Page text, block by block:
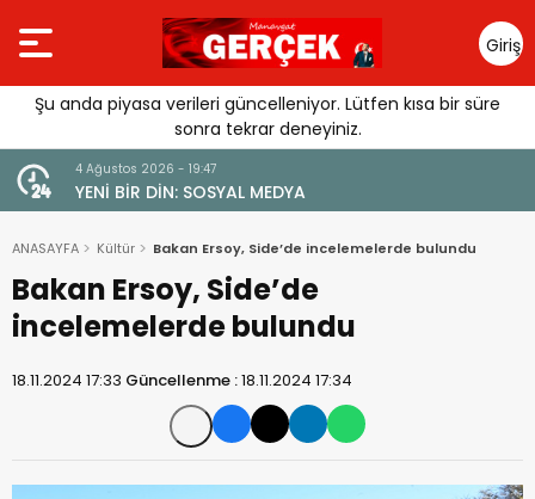
Giriş
Yap
Şu anda piyasa verileri güncelleniyor. Lütfen kısa bir süre
sonra tekrar deneyiniz.
4 Ağustos 2026 - 19:47
YENİ BİR DİN: SOSYAL MEDYA
ANASAYFA Kültür Bakan Ersoy, Side’de incelemelerde bulundu
Bakan Ersoy, Side’de
incelemelerde bulundu
18.11.2024 17:33 Güncellenme :18.11.2024 17:34